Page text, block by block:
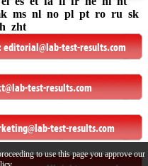
ms nl no pl pt ro ru sk
zht
editorial@lab-test-results.com
test-results.com
test-results.com
to use this page you approve our